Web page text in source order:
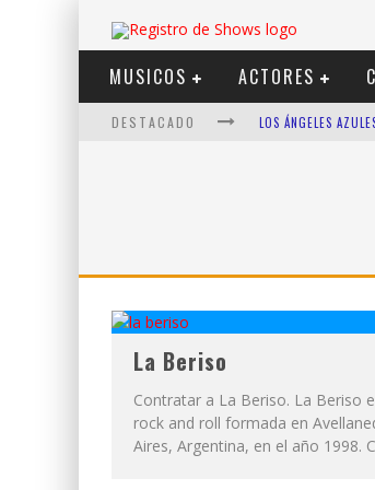
MUSICOS ACTORES
DESTACADO LOS ÁNGELES
DUKI
La Beriso
Contratar a La Beriso. La Beriso
rock and roll formada en
Aires, Argentina, en el año 1998.